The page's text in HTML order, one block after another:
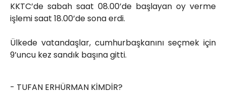
KKTC’de sabah saat 08.00’de başlayan oy verme
işlemi saat 18.00’de sona erdi.
Ülkede vatandaşlar, cumhurbaşkanını seçmek için
9’uncu kez sandık başına gitti.
- TUFAN ERHÜRMAN KİMDİR?